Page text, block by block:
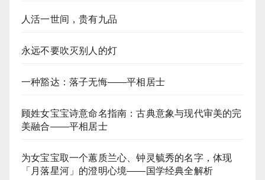
人活一世间，贵有九品
永远不要吹灭别人的灯
一种豁达：落子无悔——平相居士
顾姓女宝宝诗意命名指南：古典意象与现代审美的完
美融合——平相居士
为女宝宝取一个蕙质兰心、钟灵毓秀的名字，体现
「月落星河」的澄明心境——国学经典全解析